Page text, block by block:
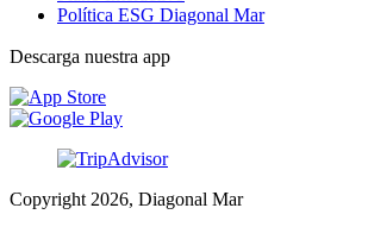
Política ESG Diagonal Mar
Descarga nuestra app
Copyright 2026, Diagonal Mar